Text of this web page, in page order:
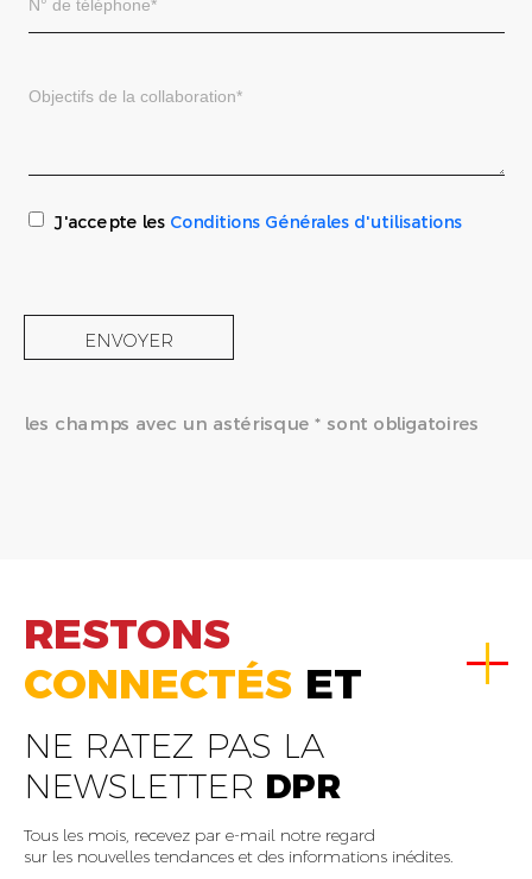
J'accepte les Conditions Générales d'utilisations
ENVOYER
les champs avec un astérisque * sont obligatoires
RESTONS
CONNECTÉS ET
NE RATEZ PAS LA
NEWSLETTER DPR
Tous les mois, recevez par e-mail notre regard
sur les nouvelles tendances et des informations inédites.